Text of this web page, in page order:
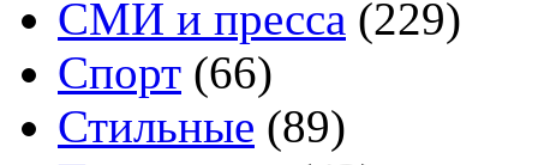
СМИ и пресса (229)
Спорт (66)
Стильные (89)